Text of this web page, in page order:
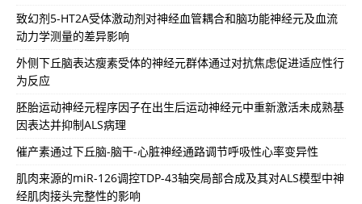
致幻剂5-HT2A受体激动剂对神经血管耦合和脑功能神经元及血流
动力学测量的差异影响
外侧下丘脑表达瘦素受体的神经元群体通过对抗焦虑促进适应性行
为反应
胚胎运动神经元程序因子在出生后运动神经元中重新激活未成熟基
因表达并抑制ALS病理
催产素通过下丘脑-脑干-心脏神经通路调节呼吸性心率变异性
肌肉来源的miR-126调控TDP-43轴突局部合成及其对ALS模型中神
经肌肉接头完整性的影响